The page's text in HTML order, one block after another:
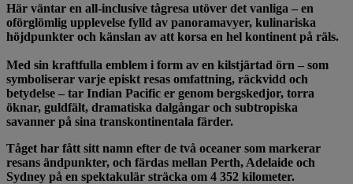
Här väntar en all-inclusive tågresa utöver det vanliga – en
oförglömlig upplevelse fylld av panoramavyer, kulinariska
höjdpunkter och känslan av att korsa en hel kontinent på räls.
Med sin kraftfulla emblem i form av en kilstjärtad örn – som
symboliserar varje episkt resas omfattning, räckvidd och
betydelse – tar Indian Pacific er genom bergskedjor, torra
öknar, guldfält, dramatiska dalgångar och subtropiska
savanner på sina transkontinentala färder.
Tåget har fått sitt namn efter de två oceaner som markerar
resans ändpunkter, och färdas mellan Perth, Adelaide och
Sydney på en spektakulär sträcka om 4 352 kilometer.